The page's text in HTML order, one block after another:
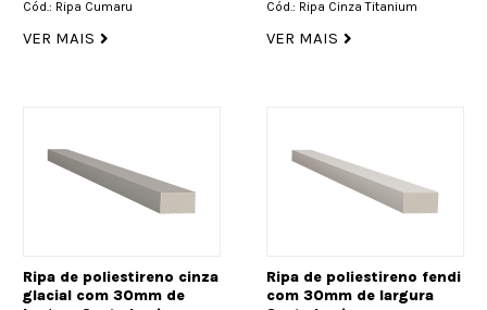
Cód.: Ripa Cumaru
VER MAIS
Cód.: Ripa Cinza Titanium
VER MAIS
Ripa de poliestireno cinza
glacial com 30mm de
Ripa de poliestireno fendi
com 30mm de largura